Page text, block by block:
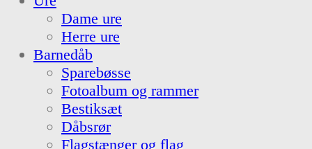
Dame ure
Herre ure
Barnedåb
Sparebøsse
Fotoalbum og rammer
Bestiksæt
Dåbsrør
Flagstænger og flag